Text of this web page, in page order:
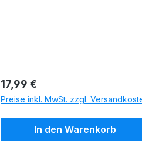
Regulärer Preis:
17,99 €
Preise inkl. MwSt. zzgl.
In den Warenkorb